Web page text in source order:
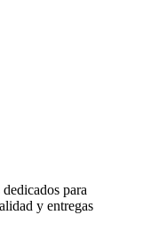
para
y entregas